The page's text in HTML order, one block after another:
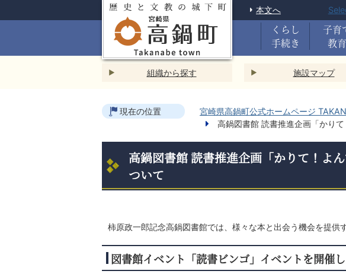
本文へ
くらし
手続き
子育
教育
組織から探す 施設マップ
現在の位置 宮崎県高鍋町公式ホームページ
高鍋図書館 読書推進企画「かり
高鍋図書館 読書推進企画「かりて！よ
ついて
柿原政一郎記念高鍋図書館では、様々な本と出会う機会を提供
図書館イベント「読書ビンゴ」イベントを開催し